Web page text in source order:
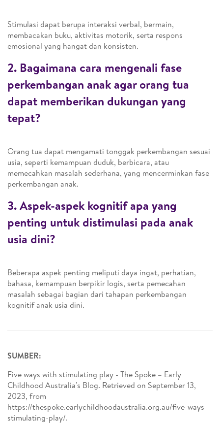
Stimulasi dapat berupa interaksi verbal, bermain,
membacakan buku, aktivitas motorik, serta respons
emosional yang hangat dan konsisten.
2. Bagaimana cara mengenali fase
perkembangan anak agar orang tua
dapat memberikan dukungan yang
tepat?
Orang tua dapat mengamati tonggak perkembangan sesuai
usia, seperti kemampuan duduk, berbicara, atau
memecahkan masalah sederhana, yang mencerminkan fase
perkembangan anak.
3. Aspek-aspek kognitif apa yang
penting untuk distimulasi pada anak
usia dini?
Beberapa aspek penting meliputi daya ingat, perhatian,
bahasa, kemampuan berpikir logis, serta pemecahan
masalah sebagai bagian dari tahapan perkembangan
kognitif anak usia dini.
SUMBER:
Five ways with stimulating play - The Spoke – Early
Childhood Australia's Blog. Retrieved on September 13,
2023, from
https://thespoke.earlychildhoodaustralia.org.au/five-ways-
stimulating-play/.